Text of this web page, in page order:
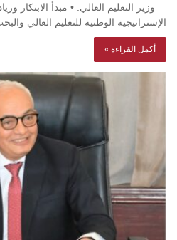
وزير التعليم العالي: • مبدأ الابتكار
الإستراتيجية الوطنية للتعليم العالي
أكمل القراءة »